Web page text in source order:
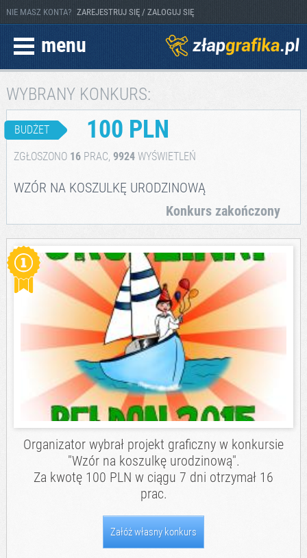
NIE MASZ KONTA? ZAREJESTRUJ SIĘ / ZALOGUJ SIĘ
menu
WYBRANY KONKURS:
BUDŻET 100 PLN
ZGŁOSZONO 16PRAC, 9924WYŚWIETLEŃ
WZÓR NA KOSZULKĘ URODZINOWĄ
Konkurs zakończony
Organizator wybrał projekt graficzny w konkursie
"Wzór na koszulkę urodzinową".
Za kwotę 100 PLN w ciągu 7 dni otrzymał 16
prac.
Załóż własny konkurs